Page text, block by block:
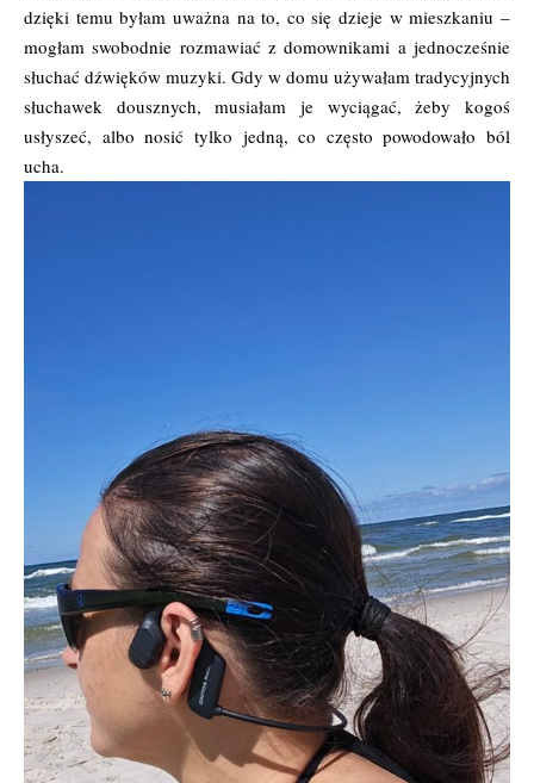
dzięki temu byłam uważna na to, co się dzieje w mieszkaniu –
mogłam swobodnie rozmawiać z domownikami a jednocześnie
słuchać dźwięków muzyki. Gdy w domu używałam tradycyjnych
słuchawek dousznych, musiałam je wyciągać, żeby kogoś
usłyszeć, albo nosić tylko jedną, co często powodowało ból
ucha.